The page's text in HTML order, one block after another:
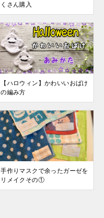
くさん購入
【ハロウィン】かわいいおばけ
の編み方
手作りマスクで余ったガーゼを
リメイクその①